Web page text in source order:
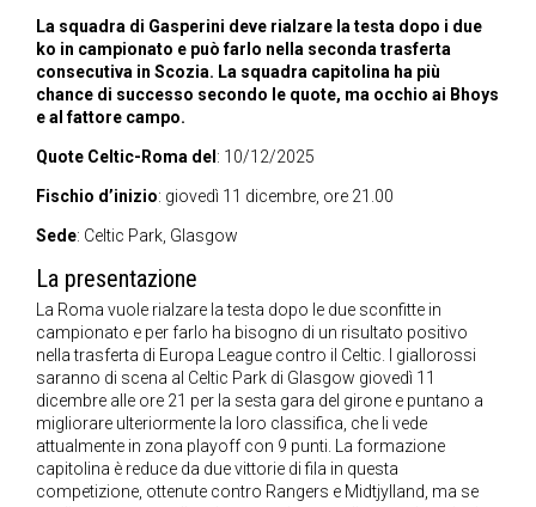
La squadra di Gasperini deve rialzare la testa dopo i due
ko in campionato e può farlo nella seconda trasferta
consecutiva in Scozia. La squadra capitolina ha più
chance di successo secondo le quote, ma occhio ai Bhoys
e al fattore campo.
Quote Celtic-Roma del : 10/12/2025
Fischio d’inizio: giovedì 11 dicembre, ore 21.00
Sede: Celtic Park, Glasgow
La presentazione
La Roma vuole rialzare la testa dopo le due sconfitte in
campionato e per farlo ha bisogno di un risultato positivo
nella trasferta di Europa League contro il Celtic. I giallorossi
saranno di scena al Celtic Park di Glasgow giovedì 11
dicembre alle ore 21 per la sesta gara del girone e puntano a
migliorare ulteriormente la loro classifica, che li vede
attualmente in zona playoff con 9 punti. La formazione
capitolina è reduce da due vittorie di fila in questa
competizione, ottenute contro Rangers e Midtjylland, ma se